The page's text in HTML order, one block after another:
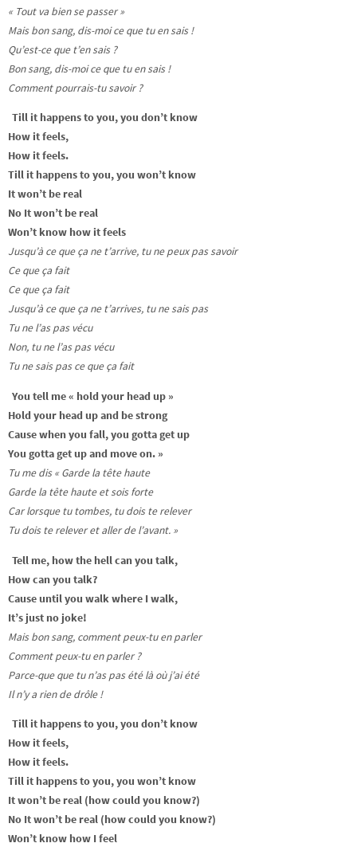
« Tout va bien se passer »
Mais bon sang, dis-moi ce que tu en sais !
Qu’est-ce que t’en sais ?
Bon sang, dis-moi ce que tu en sais !
Comment pourrais-tu savoir ?
Till it happens to you, you don’t know
How it feels,
How it feels.
Till it happens to you, you won’t know
It won’t be real
No It won’t be real
Won’t know how it feels
Jusqu’à ce que ça ne t’arrive, tu ne peux pas savoir
Ce que ça fait
Ce que ça fait
Jusqu’à ce que ça ne t’arrives, tu ne sais pas
Tu ne l’as pas vécu
Non, tu ne l’as pas vécu
Tu ne sais pas ce que ça fait
You tell me « hold your head up »
Hold your head up and be strong
Cause when you fall, you gotta get up
You gotta get up and move on. »
Tu me dis « Garde la tête haute
Garde la tête haute et sois forte
Car lorsque tu tombes, tu dois te relever
Tu dois te relever et aller de l’avant. »
Tell me, how the hell can you talk,
How can you talk?
Cause until you walk where I walk,
It’s just no joke!
Mais bon sang, comment peux-tu en parler
Comment peux-tu en parler ?
Parce-que que tu n’as pas été là où j’ai été
Il n’y a rien de drôle !
Till it happens to you, you don’t know
How it feels,
How it feels.
Till it happens to you, you won’t know
It won’t be real (how could you know?)
No It won’t be real (how could you know?)
Won’t know how I feel